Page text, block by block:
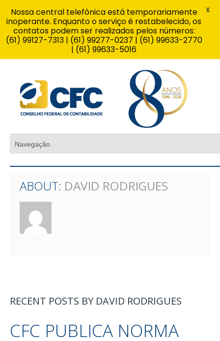
ABOUT: DAVID RODRIGUES
RECENT POSTS BY DAVID RODRIGUES
CFC PUBLICA NORMA
Nossa central telefônica está temporariamente
inoperante. Enquanto o serviço é restabelecido, os
contatos podem ser realizados pelos números:
(61) 99127-7313 | (61) 99277-0237 | (61) 99633-2770
| (61) 99633-5016
X